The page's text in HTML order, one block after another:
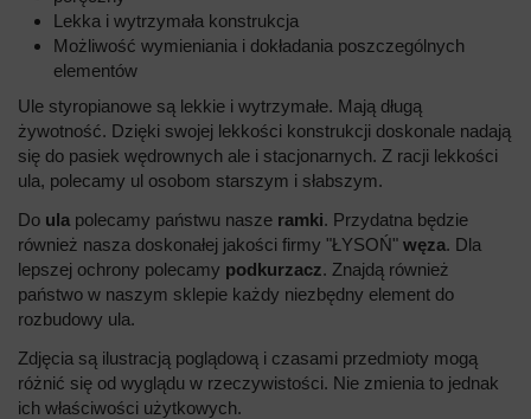
Lekka i wytrzymała konstrukcja
Możliwość wymieniania i dokładania poszczególnych
elementów
Ule styropianowe są lekkie i wytrzymałe. Mają długą
żywotność. Dzięki swojej lekkości konstrukcji doskonale nadają
się do pasiek wędrownych ale i stacjonarnych. Z racji lekkości
ula, polecamy ul osobom starszym i słabszym.
Do ula polecamy państwu nasze ramki. Przydatna będzie
również nasza doskonałej jakości firmy "ŁYSOŃ" węza. Dla
lepszej ochrony polecamy podkurzacz. Znajdą również
państwo w naszym sklepie każdy niezbędny element do
rozbudowy ula.
Zdjęcia są ilustracją poglądową i czasami przedmioty mogą
różnić się od wyglądu w rzeczywistości. Nie zmienia to jednak
ich właściwości użytkowych.